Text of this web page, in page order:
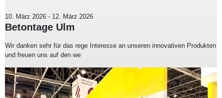
10. März 2026 - 12. März 2026
Betontage Ulm
Wir danken sehr für das rege Interesse an unseren innovativen Produkten
und freuen uns auf den we